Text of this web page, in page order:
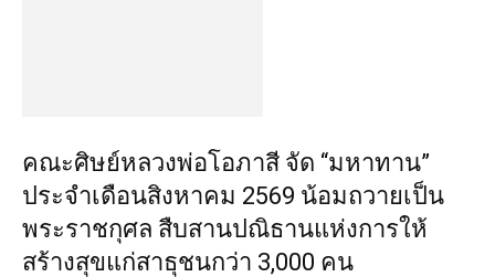
คณะศิษย์หลวงพ่อโอภาสี จัด “มหาทาน”
ประจำเดือนสิงหาคม 2569 น้อมถวายเป็น
พระราชกุศล สืบสานปณิธานแห่งการให้
สร้างสุขแก่สาธุชนกว่า 3,000 คน